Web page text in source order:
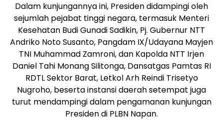
Dalam kunjungannya ini, Presiden didampingi oleh
sejumlah pejabat tinggi negara, termasuk Menteri
Kesehatan Budi Gunadi Sadikin, Pj. Gubernur NTT
Andriko Noto Susanto, Pangdam IX/Udayana Mayjen
TNI Muhammad Zamroni, dan Kapolda NTT Irjen
Daniel Tahi Monang Silitonga, Dansatgas Pamtas RI
RDTL Sektor Barat, Letkol Arh Reindi Trisetyo
Nugroho, beserta instansi daerah setempat juga
turut mendampingi dalam pengamanan kunjungan
Presiden di PLBN Napan.